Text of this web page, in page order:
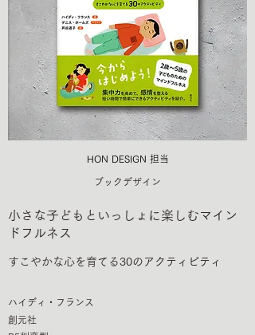
HON DESIGN​ 担当
ブックデザイン
小さな子どもといっしょに楽しむマイン
ドフルネス
すこやかな心を育てる30のアクティビティ
ハイディ・フランス
創元社